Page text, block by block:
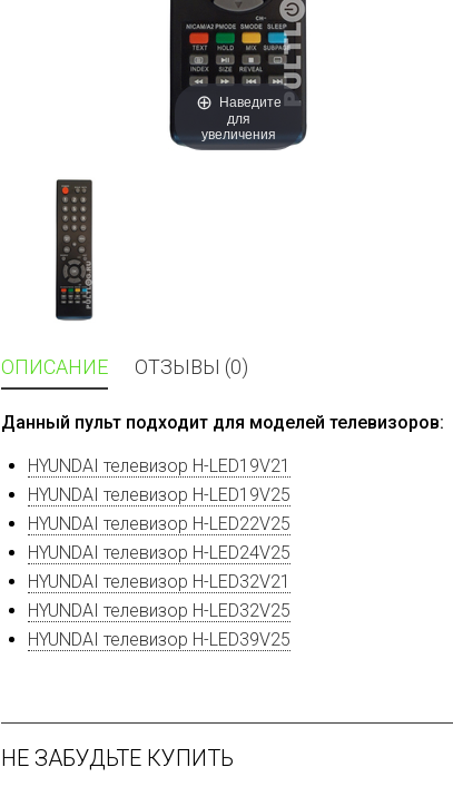
Наведите
для
увеличения
ОПИСАНИЕ ОТЗЫВЫ (0)
Данный пульт подходит для моделей телевизоров:
HYUNDAI телевизор H-LED19V21
HYUNDAI телевизор H-LED19V25
HYUNDAI телевизор H-LED22V25
HYUNDAI телевизор H-LED24V25
HYUNDAI телевизор H-LED32V21
HYUNDAI телевизор H-LED32V25
HYUNDAI телевизор H-LED39V25
НЕ ЗАБУДЬТЕ КУПИТЬ